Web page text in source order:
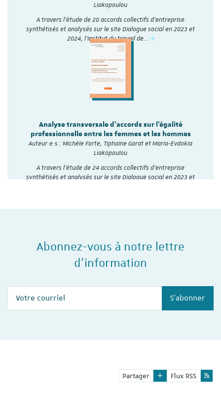
Liakopoulou
A travers l’étude de 20 accords collectifs d’entreprise
synthétisés et analysés sur le site Dialogue social en 2023 et
2024, l'Institut du travail de…
Analyse transversale d'accords sur l'égalité
professionnelle entre les femmes et les hommes
Auteur·e·s : Michèle Forte, Tiphaine Garat et Maria-Evdokia
Liakopoulou
A travers l’étude de 24 accords collectifs d’entreprise
synthétisés et analysés sur le site Dialogue social en 2023 et
Abonnez-vous à notre lettre
d'information
S'abonner
Partager Flux RSS